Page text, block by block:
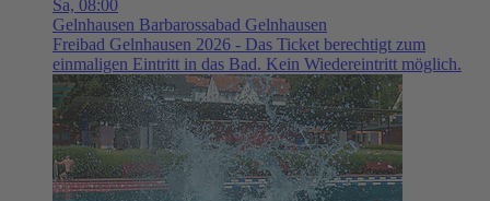
Sa, 08:00
Gelnhausen Barbarossabad Gelnhausen
Freibad Gelnhausen 2026 - Das Ticket berechtigt zum
einmaligen Eintritt in das Bad. Kein Wiedereintritt möglich.